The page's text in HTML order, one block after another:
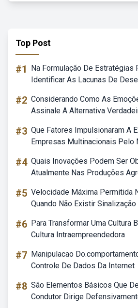
Top Post
#1
Na Formulação De Estratégias
Identificar As Lacunas De
#2 Considerando Como As
Assinale A Alternativa
#3 Que Fatores Impulsionaram A
Empresas Multinacionais Pelo
#4 Quais Inovações Podem Ser
Atualmente Nas Produções
#5 Velocidade Máxima Permitida
Quando Não Existir Sinalização
#6 Para Transformar Uma Cultura
Cultura Intraempreendedora
#7 Manipulacao
Controle De Dados Da Internet
#8 São Elementos Básicos Que
Condutor Dirige